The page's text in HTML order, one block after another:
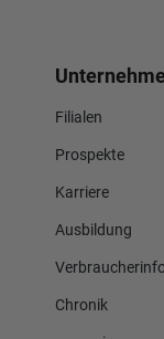
Filialen
Prospekte
Karriere
Ausbildung
Chronik